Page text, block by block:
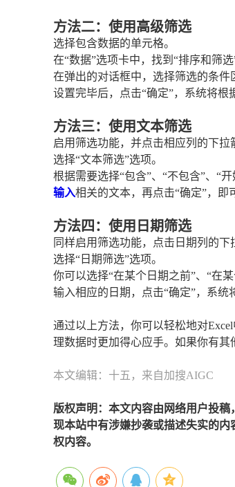
方法二：使用高级筛选
选择包含数据的单元格。
在“数据”选项卡中，找到“排序和筛选
在弹出的对话框中，选择筛选的条件
设置完毕后，点击“确定”，系统将根
方法三：使用文本筛选
启用筛选功能，并点击相应列的下拉
选择“文本筛选”选项。
根据需要选择“包含”、“不包含”、“开
输入相关的文本，再点击“确定”，即
方法四：使用日期筛选
同样启用筛选功能，点击日期列的下
选择“日期筛选”选项。
你可以选择“在某个日期之前”、“在
输入相应的日期，点击“确定”，系统
通过以上方法，你可以轻松地对
理数据时更加得心应手。如果你有其
本文编辑：十五，来自加搜AIGC
版权声明：本文内容由网络用户投
现本站中有涉嫌抄袭或描述失实的内
权内容。